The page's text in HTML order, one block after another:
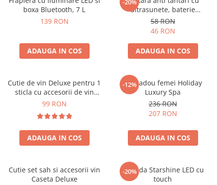
boxa Bluetooth, 7 L
139 RON
ADAUGA IN COS
-20%
ultrasunete, baterie
reincarcabila 90mAh
58 RON
46 RON
ADAUGA IN COS
Cutie de vin Deluxe pentru 1
sticla cu accesorii de vin
incluse piele ecologica de
99 RON
ADAUGA IN COS
-12%
Set cadou femei Holiday
Luxury Spa
236 RON
207 RON
ADAUGA IN COS
Cutie set sah si accesorii vin
Caseta Deluxe
-20%
Oglinda Starshine LED cu
touch